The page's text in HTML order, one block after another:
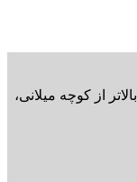
از کوچه میلانی،